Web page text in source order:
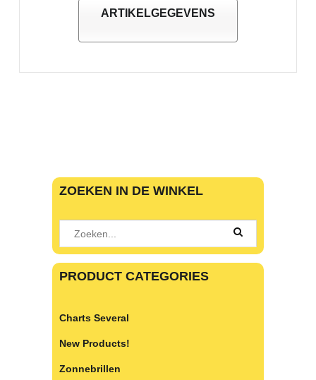
ARTIKELGEGEVENS
ZOEKEN IN DE WINKEL
PRODUCT CATEGORIES
Charts Several
New Products!
Zonnebrillen